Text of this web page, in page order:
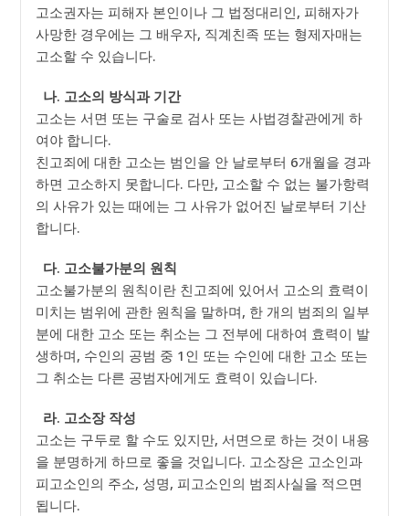
고소권자는 피해자 본인이나 그 법정대리인, 피해자가
사망한 경우에는 그 배우자, 직계친족 또는 형제자매는
고소할 수 있습니다.
나. 고소의 방식과 기간
고소는 서면 또는 구술로 검사 또는 사법경찰관에게 하
여야 합니다.
친고죄에 대한 고소는 범인을 안 날로부터 6개월을 경과
하면 고소하지 못합니다. 다만, 고소할 수 없는 불가항력
의 사유가 있는 때에는 그 사유가 없어진 날로부터 기산
합니다.
다. 고소불가분의 원칙
고소불가분의 원칙이란 친고죄에 있어서 고소의 효력이
미치는 범위에 관한 원칙을 말하며, 한 개의 범죄의 일부
분에 대한 고소 또는 취소는 그 전부에 대하여 효력이 발
생하며, 수인의 공범 중 1인 또는 수인에 대한 고소 또는
그 취소는 다른 공범자에게도 효력이 있습니다.
라. 고소장 작성
고소는 구두로 할 수도 있지만, 서면으로 하는 것이 내용
을 분명하게 하므로 좋을 것입니다. 고소장은 고소인과
피고소인의 주소, 성명, 피고소인의 범죄사실을 적으면
됩니다.